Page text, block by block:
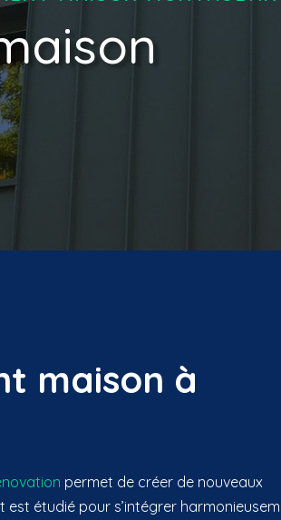
maison à
permet de créer de nouveaux
étudié pour s’intégrer